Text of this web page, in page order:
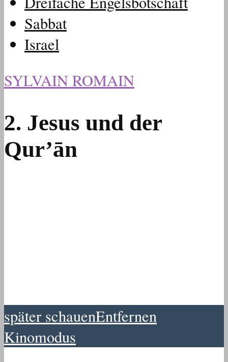
Sabbat
Israel
SYLVAIN ROMAIN
2. Jesus und der
Qur’ān
später schauenEntfernen
Kinomodus